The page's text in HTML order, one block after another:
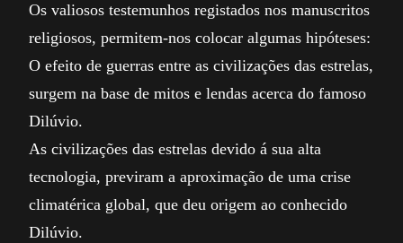
Os valiosos testemunhos registados nos manuscritos
religiosos, permitem-nos colocar algumas hipóteses:
O efeito de guerras entre as civilizações das estrelas,
surgem na base de mitos e lendas acerca do famoso
Dilúvio.
As civilizações das estrelas devido á sua alta
tecnologia, previram a aproximação de uma crise
climatérica global, que deu origem ao conhecido
Dilúvio.